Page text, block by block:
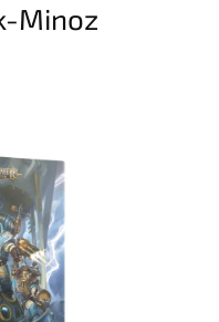
Minoz